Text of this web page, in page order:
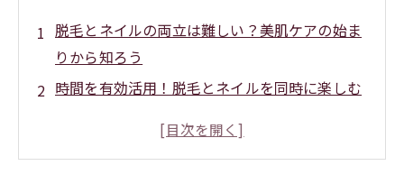
脱毛とネイルの両立は難しい？美肌ケアの始ま
りから知ろう
時間を有効活用！脱毛とネイルを同時に楽しむ
最新ケア方法で肌への負担を最小限に抑えるポ